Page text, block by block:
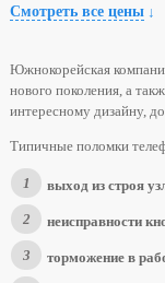
Смотреть все цены ↓
Южнокорейская
нового поколения, а
интересному дизайну,
Типичные поломки
выход из строя
неисправности
торможение в